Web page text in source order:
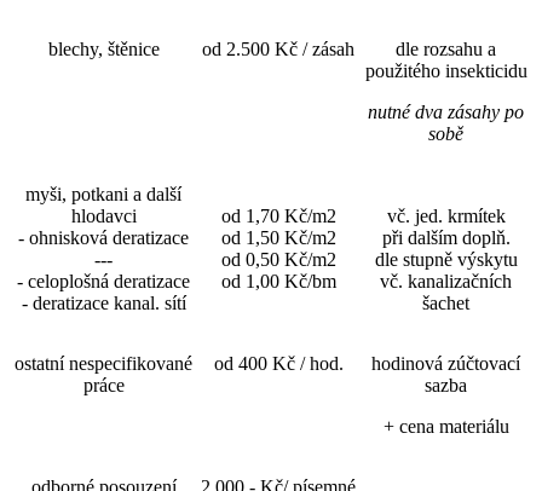
blechy, štěnice od 2.500 Kč / zásah
dle rozsahu a
použitého insekticidu
nutné dva zásahy po
sobě
myši, potkani a další
hlodavci
- ohnisková deratizace
---
- celoplošná deratizace
- deratizace kanal. sítí
od 1,70 Kč/m2
od 1,50 Kč/m2
od 0,50 Kč/m2
od 1,00 Kč/bm
vč. jed. krmítek
při dalším doplň.
dle stupně výskytu
vč. kanalizačních
šachet
ostatní nespecifikované
práce
od 400 Kč / hod.
hodinová zúčtovací
sazba
+ cena materiálu
odborné posouzení 2.000,- Kč/ písemné